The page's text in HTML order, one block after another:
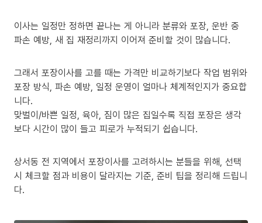
이사는 일정만 정하면 끝나는 게 아니라 분류와 포장, 운반 중
파손 예방, 새 집 재정리까지 이어져 준비할 것이 많습니다.
그래서 포장이사를 고를 때는 가격만 비교하기보다 작업 범위와
포장 방식, 파손 예방, 일정 운영이 얼마나 체계적인지가 중요합
니다.
맞벌이/바쁜 일정, 육아, 짐이 많은 집일수록 직접 포장은 생각
보다 시간이 많이 들고 피로가 누적되기 쉽습니다.
상서동 전 지역에서 포장이사를 고려하시는 분들을 위해, 선택
시 체크할 점과 비용이 달라지는 기준, 준비 팁을 정리해 드립니
다.